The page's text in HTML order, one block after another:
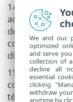
14. Ninguna
acuerdo se
derechos
como
dispuesto.
15.
Soporte
contratados
técnico, a su
We and our
optimized
and serve
collection of
decline all
essential
clicking
withdraw
anytime by